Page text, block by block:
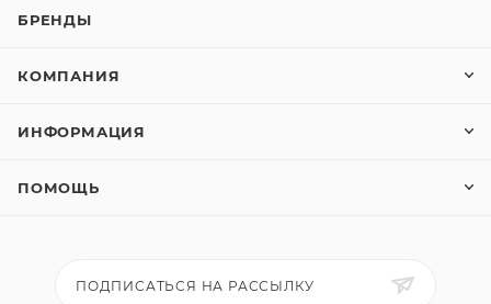
БРЕНДЫ
КОМПАНИЯ
ИНФОРМАЦИЯ
ПОМОЩЬ
ПОДПИСАТЬСЯ НА РАССЫЛКУ